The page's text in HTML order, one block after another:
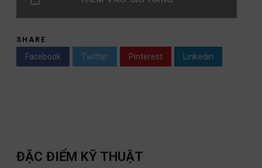
SHARE
Facebook Twitter Pinterest Linkedin
ĐẶC ĐIỂM KỸ THUẬT